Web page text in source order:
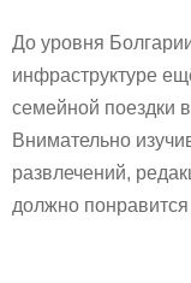
До уровня
инфраструктуре
семейной поездки
Внимательно
развлечений,
должно